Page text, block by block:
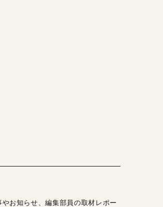
やお知らせ、編集部員の取材レポー